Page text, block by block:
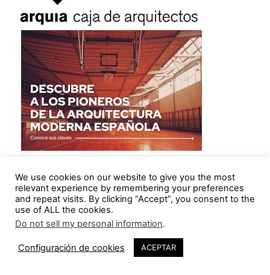
¡Los arquitectos ya tenemos convenio!
We use cookies on our website to give you the most
relevant experience by remembering your preferences
and repeat visits. By clicking “Accept”, you consent to the
use of ALL the cookies.
Do not sell my personal information.
Configuración de cookies ACEPTAR